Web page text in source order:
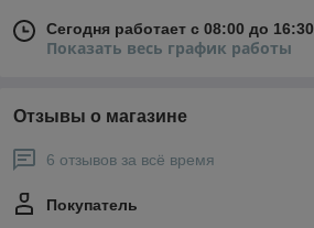
Сегодня работает с 08:00 до 16:30
Показать весь график работы
Отзывы о магазине
6 отзывов за всё время
Покупатель